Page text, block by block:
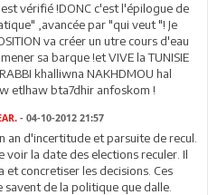
vérifié !DONC c'est l'épilogue de
,avancée par "qui veut "! Je
va créer un utre cours d'eau
sa barque !et VIVE la TUNISIE
khalliwna NAKHDMOU hal
etlhaw bta7dhir anfoskom !
- 04-10-2012 21:57
an d'incertitude et parsuite de recul.
voir la date des elections reculer. Il
concretiser les decisions. Ces
de la politique que dalle.